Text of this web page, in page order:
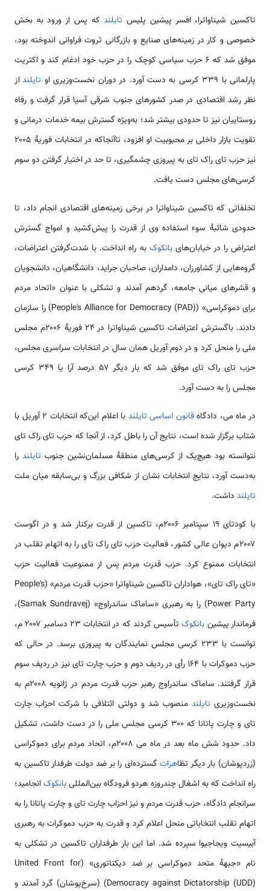
تاکسین شیناواترا، افسر پیشین پلیس تایلندکه پس از ورود به بخش
خصوصی و کار در زمینه‌های صنایع و بازرگانی ثروت فراوانی اندوخته بود،
موفق شد که ۶ حزب سیاسی کوچک را در حزب خود ادغام کند و اکثریت
پارلمانی با ۳۳۹ کرسی به دست آورد. در دوران نخست‌وزیری او
تایلنداز
نظر رشد اقتصادی در صدر کشورهای جنوب شرقی آسیا قرار گرفت و رفاه
روستاییان نیز تا حدودی بیشتر شد؛ به‌ویژه گسترش بیمه خدمات درمانی و
تقویت بازار داخلی بر محبوبیت او افزود، تاآنجاکه در انتخابات فوریهٔ ۲۰۰۵
نیز حزب تای راک تای به پیروزی چشمگیری، تا حد در اختیار گرفتن دو سوم
کرسی‌های مجلس دست یافت.
تخلفاتی که تاکسین شیناواترا در برخی زمینه‌های اقتصادی انجام داد، تا
حدودی شائبهٔ سوء استفاده وی از قدرت را پیش‌کشید و امواج گسترش
اعتراض را در خیابان‌هایبانکوک به راه انداخت. با شدت‌گرفتن اعتراضات،
گروه‌هایی از کشاورزان، دامداران، صاحبان جراید، دانشگاهیان، دانشجویان
و قشرهای میانی جامعه، گردهم آمدند و تشکلی با عنوان «اتحاد مردم
برای دموکراسی» (People's Alliance for Democracy (PAD)) را سازمان
دادند. باگسترش اعتراضات تاکسین شیناواترا در ۲۴ فوریهٔ ۲۰۰۶م مجلس
ملی را منحل کرد و در دوم آوریل همان سال در انتخابات سراسری مجلس،
حزب تای راک تای موفق شد که بار دیگر ۵۷ درصد آرا یا ۳۴۹ کرسی
مجلس را به دست آورد.
در ماه می، دادگاهقانون اساسی تایلند
با اعلام این‌که انتخابات ۲ آوریل با
شتاب برگزار شده است، نتایج آن را باطل کرد، از آنجا که حزب تای راک تای
نتوانسته بود هیچ‌یک از کرسی‌های منطقهٔ مسلمان‌نشین جنوب تایلند را
به‌دست آورد، نتایج انتخابات نشان از شکافی بزرگ و بی‌سابقه میان ملت
تایلند داشت.
با کودتای ۱۹ سپتامبر ۲۰۰۶م، تاکسین از قدرت برکنار شد و در اگوست
۲۰۰۷م دیوان عالی کشور، فعالیت حزب تای راک تای را به اتهام تقلب در
انتخابات ممنوع کرد. حزب قدرت مردم پس از ممنوعیت فعالیت حزب
«تای راک تای»، هواداران تاکسین شیناواترا «حزب قدرت مردم» (People's
Power Party) را به رهبری «ساماک ساندراوج» (Samak Sundravej)،
فرماندار پیشین بانکوک
تأسیس کردند که در انتخابات ۲۳ دسامبر ۲۰۰۷ م،
توانست با ۲۳۳ کرسی مجلس نمایندگان به پیروزی برسد. در حالی که
حزب دموکرات با ۱۶۴ رأی در ردیف دوم و حزب چارت تای نیز در ردیف سوم
قرار گرفتند. ساماک ساندراوج رهبر حزب قدرت مردم در ژانویه ۲۰۰۸م به
نخست‌وزیری تایلند منصوب شد و دولتی ائتلافی با شرکت احزاب چارت
تای و چارت پاتانا که ۳۰۰ کرسی مجلس ملی را در دست داشت، تشکیل
داد. حدود شش ماه بعد در ماه می ۲۰۰۸م، اتحاد مردم برای دموکراسی
(زردپوشان) بار دیگر تظاهراتگسترده‌ای را بر ضد دولت طرفدار تاکسین به
راه انداخت که به اشغال چندروزه هردو فرودگاه بین‌المللیبانکوکانجامید؛
سرانجام دادگاه، حزب قدرت مردم و نیز احزاب چارت تای و چارت پاتانا را به
اتهام تقلب انتخاباتی منحل اعلام کرد و قدرت به حزب دموکرات به رهبری
آبیسیت ویجاجیوا سپرده شد. اما این بار طرفداران تاکسین در تشکلی به
نام «جبههٔ متحد دموکراسی بر ضد دیکتاتوری» (United Front for
Democracy against Dictatorship (UDD)) (سرخ‌پوشان) گرد آمدند و